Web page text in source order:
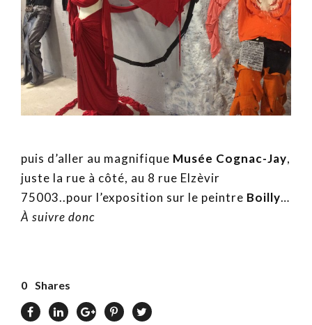
puis d’aller au magnifique Musée Cognac-Jay,
juste la rue à côté, au 8 rue Elzèvir
75003..pour l’exposition sur le peintre Boilly…
À suivre donc
0 Shares